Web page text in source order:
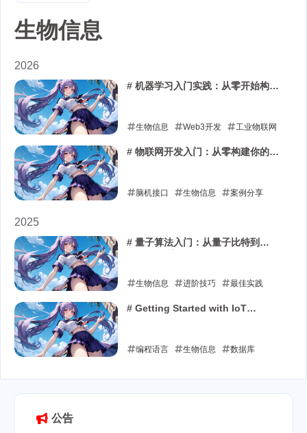
生物信息
2026
# 机器学习入门实践：从零开始构建
生物信息 Web3开发 工业物联网
2026-01-10
# 物联网开发入门：从零构建你的第
脑机接口 生物信息 案例分享
2025
# 量子算法入门：从量子比特到
生物信息 进阶技巧 最佳实践
2025-12-16
# Getting Started with IoT
编程语言 生物信息 数据库
公告